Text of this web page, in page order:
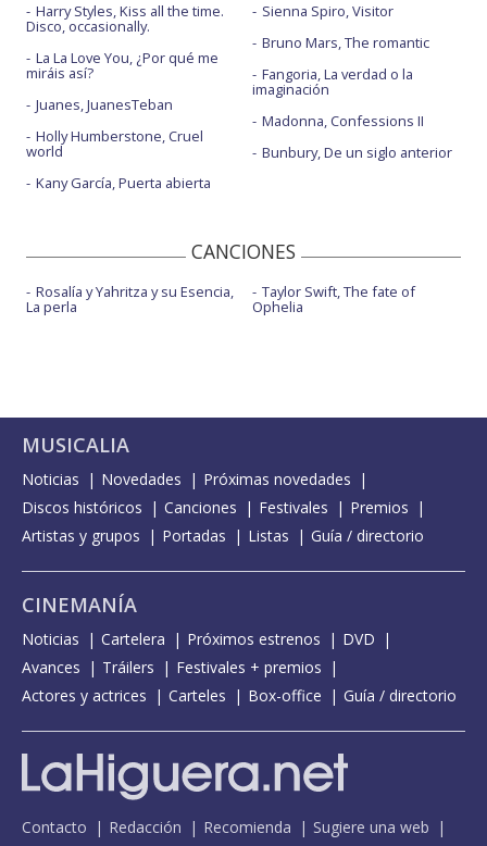
Harry Styles, Kiss all the time.
Disco, occasionally.
La La Love You, ¿Por qué me
miráis así?
Juanes, JuanesTeban
Holly Humberstone, Cruel
world
Kany García, Puerta abierta
Sienna Spiro, Visitor
Bruno Mars, The romantic
Fangoria, La verdad o la
imaginación
Madonna, Confessions II
Bunbury, De un siglo anterior
CANCIONES
Rosalía y Yahritza y su Esencia,
La perla
Taylor Swift, The fate of
Ophelia
MUSICALIA
Noticias Novedades
Próximas novedades
Discos históricos
Canciones Festivales
Premios
Artistas y grupos
Portadas Listas Guía / directorio
CINEMANÍA
Noticias Cartelera Próximos estrenos
DVD
Avances
Tráilers
Festivales + premios
Actores y actrices
Carteles Box-office Guía / directorio
Contacto Redacción Recomienda
Sugiere una web